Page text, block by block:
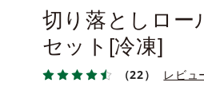
切り落としロー
セット[冷凍]
（22） レビュ